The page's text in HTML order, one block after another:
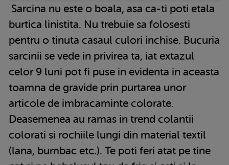
Sarcina nu este o boala, asa ca-ti poti etala
burtica linistita. Nu trebuie sa folosesti
pentru o tinuta casaul culori inchise. Bucuria
sarcinii se vede in privirea ta, iat extazul
celor 9 luni pot fi puse in evidenta in aceasta
toamna de gravide prin purtarea unor
articole de imbracaminte colorate.
Deasemenea au ramas in trend colantii
colorati si rochiile lungi din material textil
(lana, bumbac etc.). Te poti feri atat pe tine